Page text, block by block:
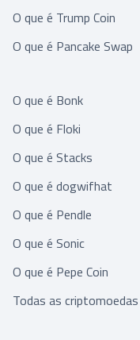
O que é Trump Coin
O que é Pancake Swap
O que é Bonk
O que é Floki
O que é Stacks
O que é dogwifhat
O que é Pendle
O que é Sonic
O que é Pepe Coin
Todas as criptomoedas